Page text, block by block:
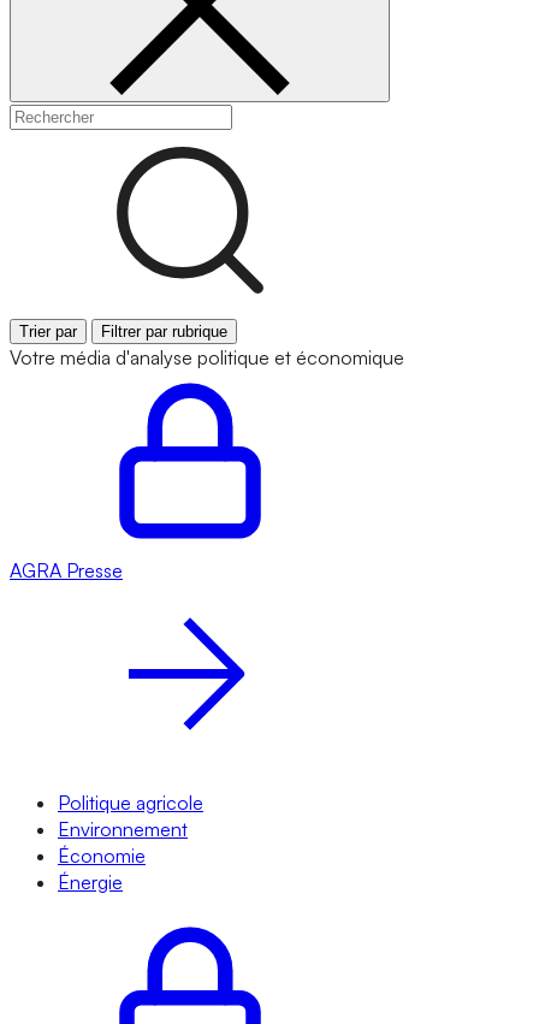
Trier par Filtrer par rubrique
Votre média d'analyse politique et économique
AGRA Presse
Politique agricole
Environnement
Économie
Énergie